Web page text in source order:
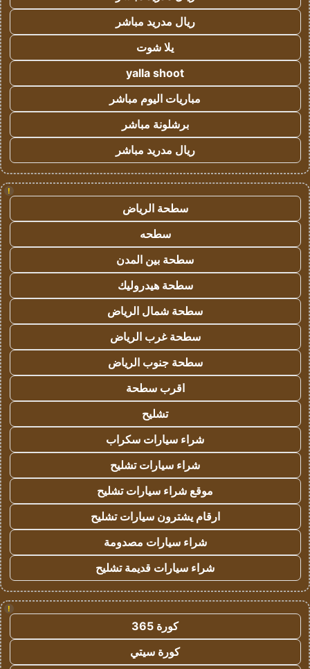
ريال مدريد مباشر
يلا شوت
yalla shoot
مباريات اليوم مباشر
برشلونة مباشر
ريال مدريد مباشر
!
سطحة الرياض
سطحه
سطحة بين المدن
سطحة هيدروليك
سطحة شمال الرياض
سطحة غرب الرياض
سطحة جنوب الرياض
اقرب سطحة
تشليح
شراء سيارات سكراب
شراء سيارات تشليح
موقع شراء سيارات تشليح
ارقام يشترون سيارات تشليح
شراء سيارات مصدومة
شراء سيارات قديمة تشليح
!
كورة 365
كورة سيتي